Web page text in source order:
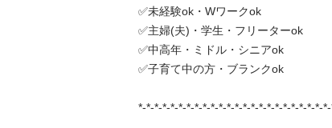
✅未経験ok・Wワークok
✅主婦(夫)・学生・フリーターok
✅中高年・ミドル・シニアok
✅子育て中の方・ブランクok
*-*-*-*-*-*-*-*-*-*-*-*-*-*-*-*-*-*-*-*-*-*-*-